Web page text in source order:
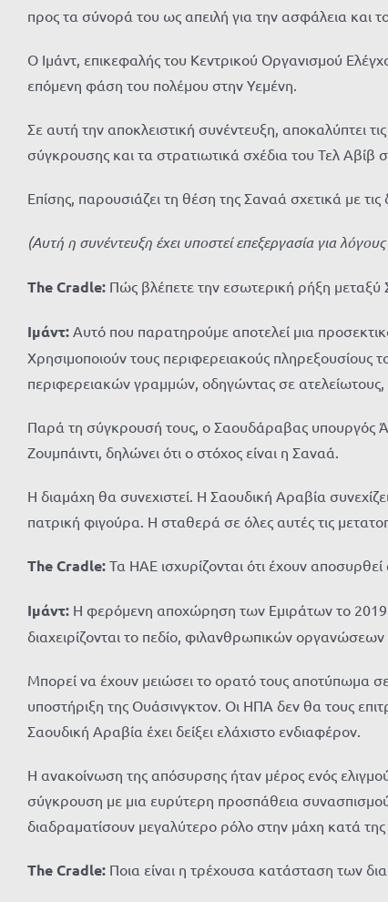
προς τα σύνορά του ως απειλή για την ασφάλεια και
Ο Ιμάντ, επικεφαλής του Κεντρικού Οργανισμού
επόμενη φάση του πολέμου στην Υεμένη.
Σε αυτή την αποκλειστική συνέντευξη, αποκαλύπτει
σύγκρουσης και τα στρατιωτικά σχέδια του Τελ
Επίσης, παρουσιάζει τη θέση της Σαναά σχετικά με
(Αυτή η συνέντευξη έχει υποστεί επεξεργασία για
The Cradle: Πώς βλέπετε την εσωτερική ρήξη μεταξύ
Ιμάντ: Αυτό που παρατηρούμε αποτελεί μια
Χρησιμοποιούν τους περιφερειακούς πληρεξουσίους
περιφερειακών γραμμών, οδηγώντας σε
Παρά τη σύγκρουσή τους, ο Σαουδάραβας υπουργός
Ζουμπάιντι, δηλώνει ότι ο στόχος είναι η Σαναά.
Η διαμάχη θα συνεχιστεί. Η Σαουδική Αραβία
πατρική φιγούρα. Η σταθερά σε όλες αυτές τις
The Cradle: Τα ΗΑΕ ισχυρίζονται ότι έχουν
Ιμάντ: Η φερόμενη αποχώρηση των Εμιράτων το 2019
διαχειρίζονται το πεδίο, φιλανθρωπικών
Μπορεί να έχουν μειώσει το ορατό τους αποτύπωμα
υποστήριξη της Ουάσινγκτον. Οι ΗΠΑ δεν θα τους
Σαουδική Αραβία έχει δείξει ελάχιστο ενδιαφέρον.
Η ανακοίνωση της απόσυρσης ήταν μέρος ενός
σύγκρουση με μια ευρύτερη προσπάθεια
διαδραματίσουν μεγαλύτερο ρόλο στην μάχη κατά
The Cradle: Ποια είναι η τρέχουσα κατάσταση των